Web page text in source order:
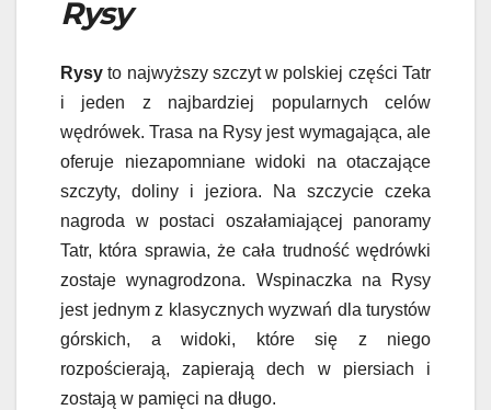
Rysy
Rysy to najwyższy szczyt w polskiej części Tatr
i jeden z najbardziej popularnych celów
wędrówek. Trasa na Rysy jest wymagająca, ale
oferuje niezapomniane widoki na otaczające
szczyty, doliny i jeziora. Na szczycie czeka
nagroda w postaci oszałamiającej panoramy
Tatr, która sprawia, że cała trudność wędrówki
zostaje wynagrodzona. Wspinaczka na Rysy
jest jednym z klasycznych wyzwań dla turystów
górskich, a widoki, które się z niego
rozpościerają, zapierają dech w piersiach i
zostają w pamięci na długo.